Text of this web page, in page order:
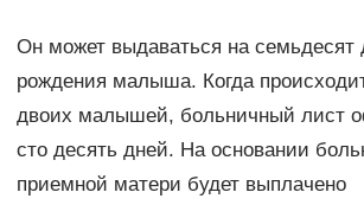
Он может выдаваться на семьдесят
рождения малыша. Когда
двоих малышей, больничный лист
сто десять дней. На основании
приемной матери будет выплачено